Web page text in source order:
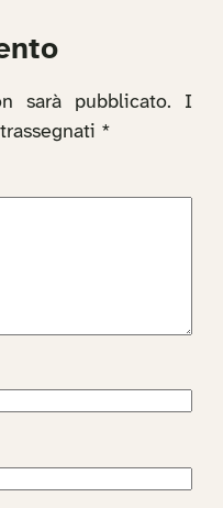
sarà pubblicato.
I
*